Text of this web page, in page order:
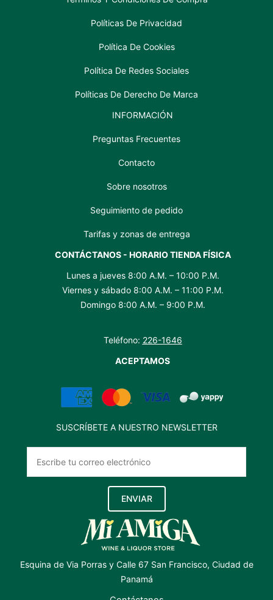
Políticas De Privacidad
Política De Cookies
Política De Redes Sociales
Políticas De Derecho De Marca
INFORMACIÓN
Preguntas Frecuentes
Contacto
Sobre nosotros
Seguimiento de pedido
Tarifas y zonas de entrega
CONTÁCTANOS - HORARIO TIENDA FÍSICA
Lunes a jueves 8:00 A.M. – 10:00 P.M.
Viernes y sábado 8:00 A.M. – 11:00 P.M.
Domingo 8:00 A.M. – 9:00 P.M.
Teléfono: 226-1646
ACEPTAMOS
SUSCRÍBETE A NUESTRO NEWSLETTER
ENVIAR
Esquina de Via Porras y Calle 67 San Francisco, Ciudad de
Panamá